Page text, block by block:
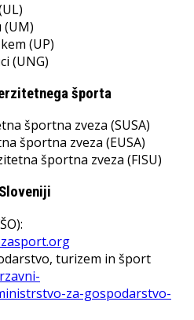
(UM)
(UP)
(UNG)
športa
športna zveza (SUSA)
športna zveza (EUSA)
športna zveza (FISU)
turizem in šport
za-gospodarstvo-